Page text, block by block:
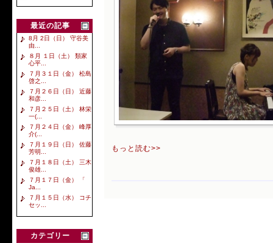
最近の記事
8月 2日（日） 守谷美
由...
８月 １日（土） 類家
心平...
７月３１日（金） 松島
啓之...
７月２６日（日） 近藤
和彦...
７月２５日（土） 林栄
一(...
７月２４日（金） 峰厚
介(...
７月１９日（日） 佐藤
芳明...
７月１８日（土） 三木
俊雄...
７月１７日（金） 「
Ja...
７月１５日（水） コチ
セッ...
カテゴリー
もっと読む>>